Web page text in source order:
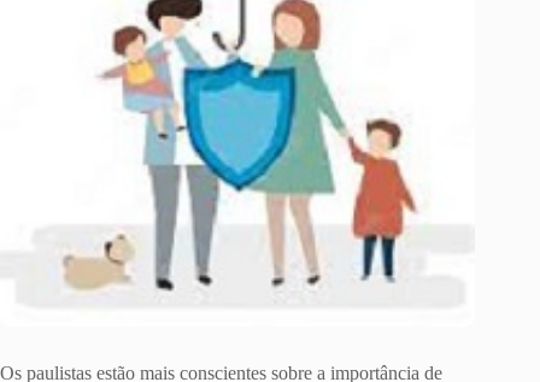
Os paulistas estão mais conscientes sobre a importância de